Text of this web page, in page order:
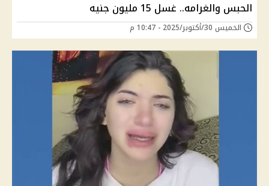
الحبس والغرامه.. غسل 15 مليون جنيه
الخميس 30/أكتوبر/2025 - 10:47 م